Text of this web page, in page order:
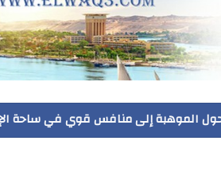
انطلاق امتحانات الشهادة الإعدادية